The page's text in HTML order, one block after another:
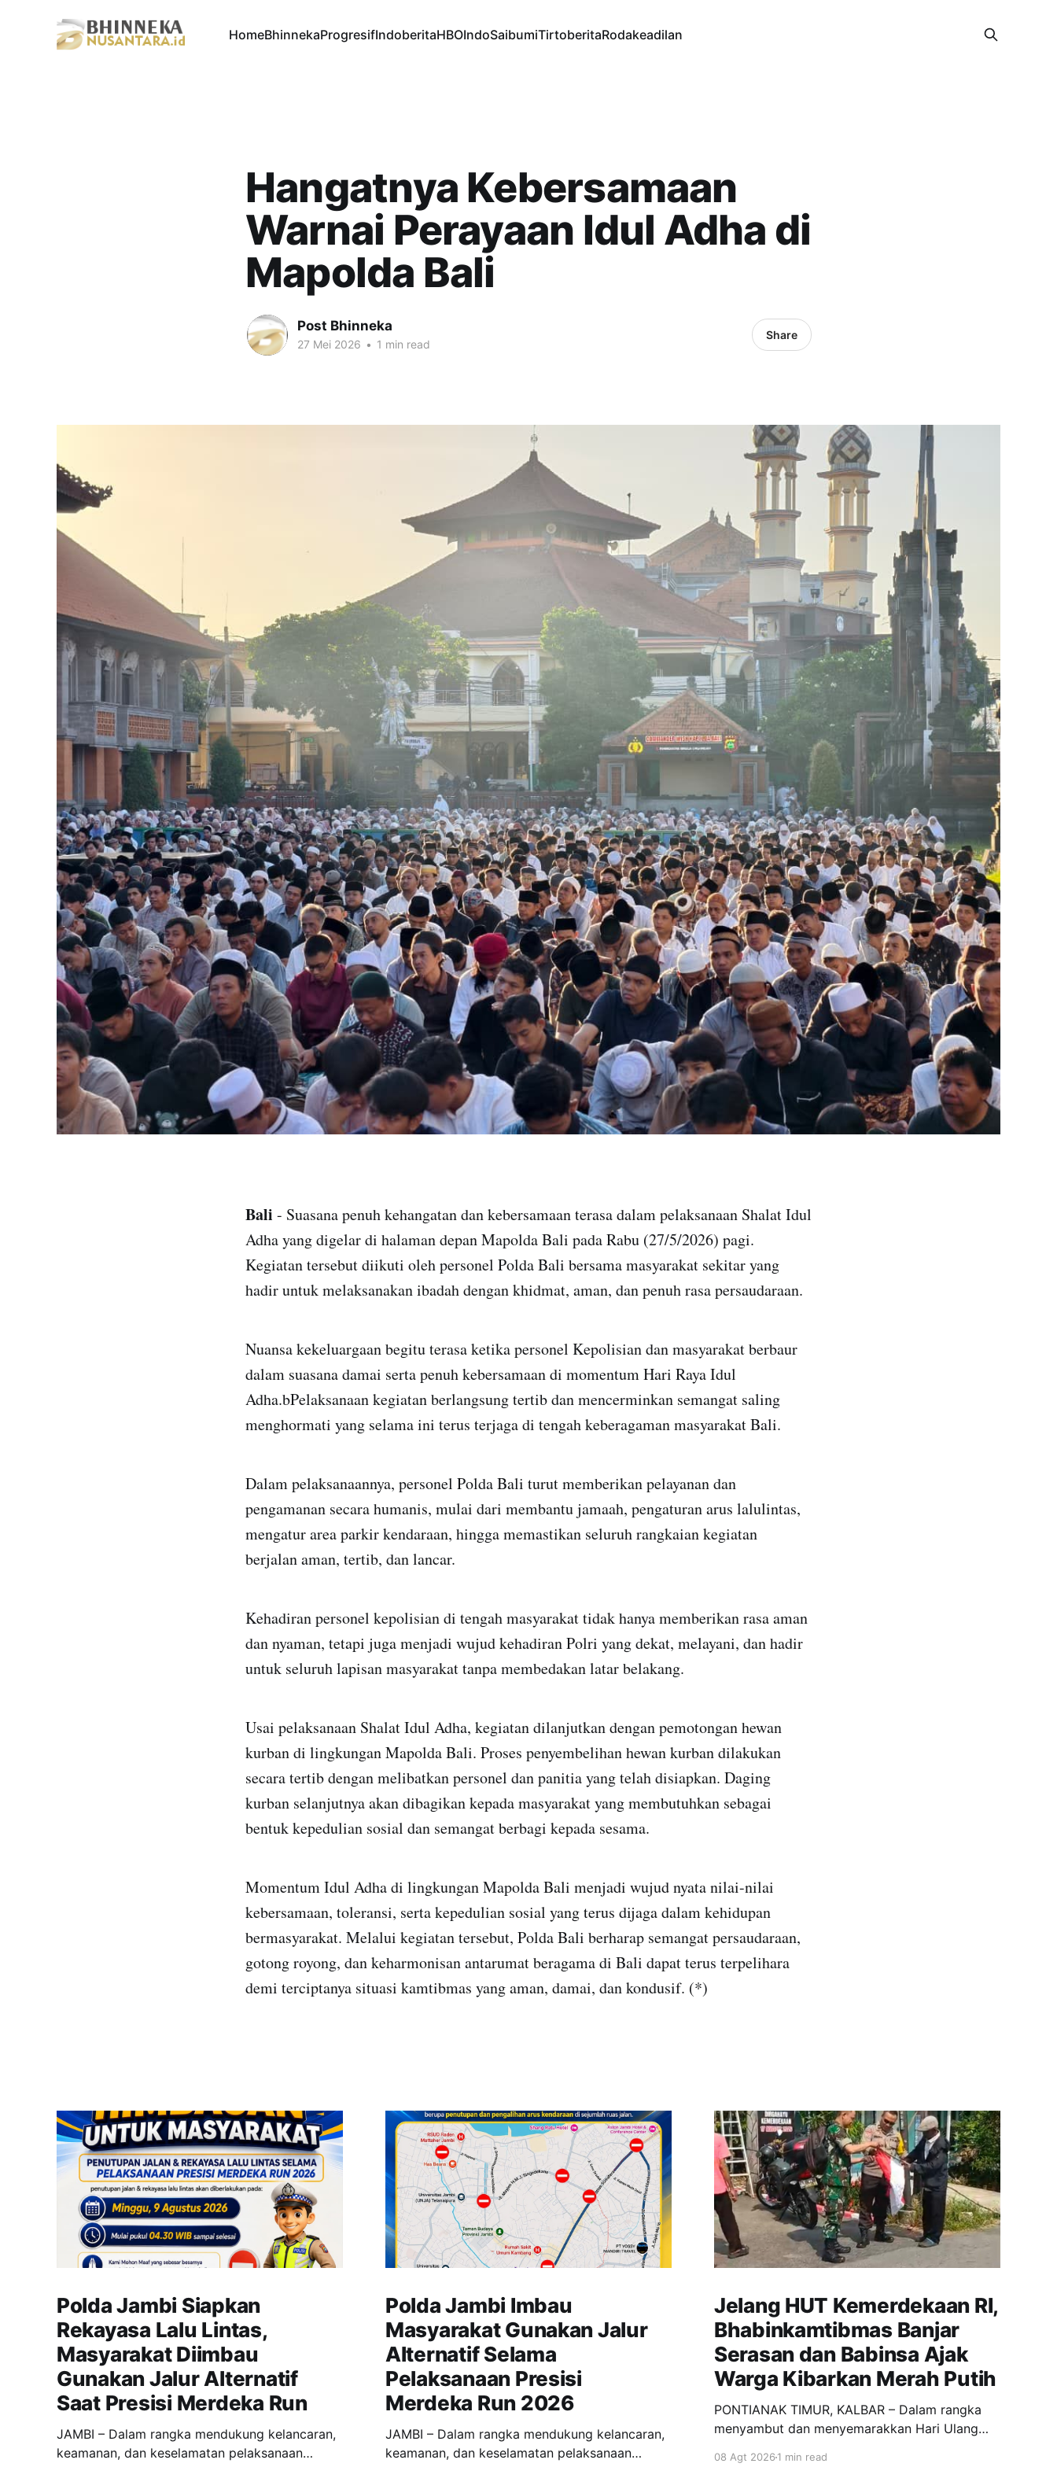
HomeBhinnekaProgresifIndoberitaHBOIndoSaibumiTirtoberitaRodakeadilan
Hangatnya Kebersamaan
Warnai Perayaan Idul Adha di
Mapolda Bali
Post Bhinneka
27 Mei 2026 • 1 min read
Share
Bali - Suasana penuh kehangatan dan kebersamaan terasa dalam pelaksanaan Shalat Idul
Adha yang digelar di halaman depan Mapolda Bali pada Rabu (27/5/2026) pagi.
Kegiatan tersebut diikuti oleh personel Polda Bali bersama masyarakat sekitar yang
hadir untuk melaksanakan ibadah dengan khidmat, aman, dan penuh rasa persaudaraan.
Nuansa kekeluargaan begitu terasa ketika personel Kepolisian dan masyarakat berbaur
dalam suasana damai serta penuh kebersamaan di momentum Hari Raya Idul
Adha.bPelaksanaan kegiatan berlangsung tertib dan mencerminkan semangat saling
menghormati yang selama ini terus terjaga di tengah keberagaman masyarakat Bali.
Dalam pelaksanaannya, personel Polda Bali turut memberikan pelayanan dan
pengamanan secara humanis, mulai dari membantu jamaah, pengaturan arus lalulintas,
mengatur area parkir kendaraan, hingga memastikan seluruh rangkaian kegiatan
berjalan aman, tertib, dan lancar.
Kehadiran personel kepolisian di tengah masyarakat tidak hanya memberikan rasa aman
dan nyaman, tetapi juga menjadi wujud kehadiran Polri yang dekat, melayani, dan hadir
untuk seluruh lapisan masyarakat tanpa membedakan latar belakang.
Usai pelaksanaan Shalat Idul Adha, kegiatan dilanjutkan dengan pemotongan hewan
kurban di lingkungan Mapolda Bali. Proses penyembelihan hewan kurban dilakukan
secara tertib dengan melibatkan personel dan panitia yang telah disiapkan. Daging
kurban selanjutnya akan dibagikan kepada masyarakat yang membutuhkan sebagai
bentuk kepedulian sosial dan semangat berbagi kepada sesama.
Momentum Idul Adha di lingkungan Mapolda Bali menjadi wujud nyata nilai-nilai
kebersamaan, toleransi, serta kepedulian sosial yang terus dijaga dalam kehidupan
bermasyarakat. Melalui kegiatan tersebut, Polda Bali berharap semangat persaudaraan,
gotong royong, dan keharmonisan antarumat beragama di Bali dapat terus terpelihara
demi terciptanya situasi kamtibmas yang aman, damai, dan kondusif. (*)
Polda Jambi Siapkan
Rekayasa Lalu Lintas,
Masyarakat Diimbau
Gunakan Jalur Alternatif
Saat Presisi Merdeka Run
JAMBI – Dalam rangka mendukung kelancaran,
keamanan, dan keselamatan pelaksanaan
Polda Jambi Imbau
Masyarakat Gunakan Jalur
Alternatif Selama
Pelaksanaan Presisi
Merdeka Run 2026
JAMBI – Dalam rangka mendukung kelancaran,
keamanan, dan keselamatan pelaksanaan
Jelang HUT Kemerdekaan RI,
Bhabinkamtibmas Banjar
Serasan dan Babinsa Ajak
Warga Kibarkan Merah Putih
PONTIANAK TIMUR, KALBAR – Dalam rangka
menyambut dan menyemarakkan Hari Ulang
08 Agt 20261 min read